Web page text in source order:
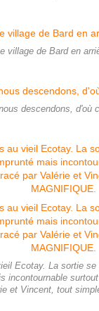
village de Bard en
descendons, d'où
Ecotay. La sortie se
incontournable
et Vincent, tout